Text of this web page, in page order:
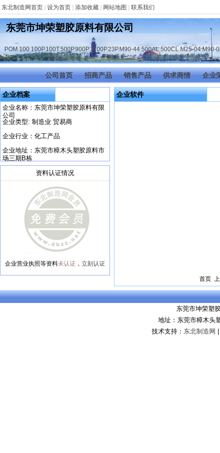
东北制造网首页 设为首页 添加收藏 网站地图 联系我们
东莞市坤荣塑胶原料有限公司
POM ,100,100P,100T,500P,900P,1700P,23P,M90-44,500AL,500CL,M25-04,M90-
公司首页 招商产品 销售产品 供求商情 企业
企业档案
企业名称：东莞市坤荣塑胶原料有限
公司
企业类型: 制造业 贸易商
企业行业：化工产品
企业地址：东莞市樟木头塑胶原料市
场三期B栋
资料认证情况
企业营业执照等资料未认证 ， 立刻认证
企业软件
首页
东莞市坤荣塑
地址：东莞市樟木头
技术支持： 东北制造网